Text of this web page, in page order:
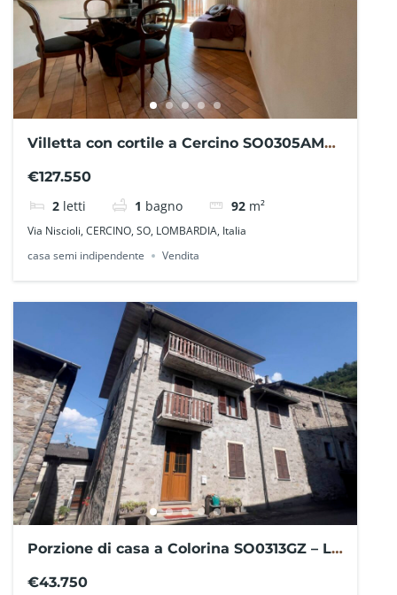
Villetta con cortile a Cercino SO0305AMA-
€127.550
2 letti 1 bagno 92 m²
Via Niscioli, CERCINO, SO, LOMBARDIA, Italia
casa semi indipendente
Vendita
Porzione di casa a Colorina SO0313GZ – La
€43.750